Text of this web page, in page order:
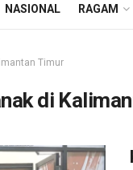
NASIONAL RAGAM
Timur
di